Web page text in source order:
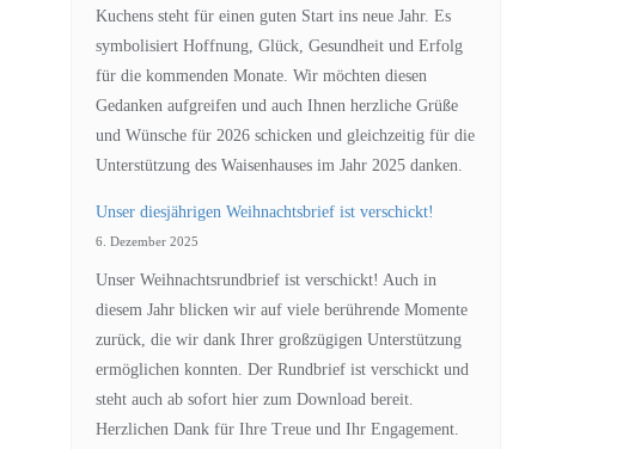
Kuchens steht für einen guten Start ins neue Jahr. Es
symbolisiert Hoffnung, Glück, Gesundheit und Erfolg
für die kommenden Monate. Wir möchten diesen
Gedanken aufgreifen und auch Ihnen herzliche Grüße
und Wünsche für 2026 schicken und gleichzeitig für die
Unterstützung des Waisenhauses im Jahr 2025 danken.
Unser diesjährigen Weihnachtsbrief ist verschickt!
6. Dezember 2025
Unser Weihnachtsrundbrief ist verschickt! Auch in
diesem Jahr blicken wir auf viele berührende Momente
zurück, die wir dank Ihrer großzügigen Unterstützung
ermöglichen konnten. Der Rundbrief ist verschickt und
steht auch ab sofort hier zum Download bereit.
Herzlichen Dank für Ihre Treue und Ihr Engagement.